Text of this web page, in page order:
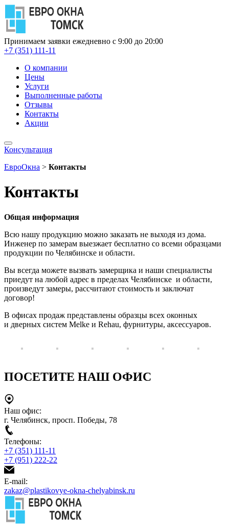
Принимаем заявки ежедневно с 9:00 до 20:00
+7 (351) 111-11
О компании
Цены
Услуги
Выполненные работы
Отзывы
Контакты
Акции
Консультация
ЕвроОкна > Контакты
Контакты
Общая информация
Всю нашу продукцию можно заказать не выходя из дома.
Инженер по замерам выезжает бесплатно со всеми образцами
продукции по Челябинске и области.
Вы всегда можете вызвать замерщика и наши специалисты
приедут на любой адрес в пределах Челябинске и области,
произведут замеры, рассчитают стоимость и заключат
договор!
В офисах продаж представлены образцы всех оконных
и дверных систем Melke и Rehau, фурнитуры, аксессуаров.
ПОСЕТИТЕ НАШ ОФИС
Наш офис:
г. Челябинск, просп. Победы, 78
Телефоны:
+7 (351) 111-11
+7 (951) 222-22
E-mail:
zakaz@plastikovye-okna-chelyabinsk.ru